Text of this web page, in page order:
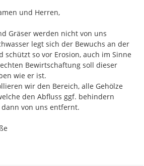
und Herren,
Gräser werden nicht von uns
legt sich der Bewuchs an der
schützt so vor Erosion, auch im Sinne
Bewirtschaftung soll dieser
wie er ist.
wir den Bereich, alle Gehölze
den Abfluss ggf. behindern
von uns entfernt.